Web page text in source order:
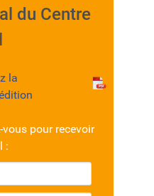
du Centre
la
vous pour recevoir
: